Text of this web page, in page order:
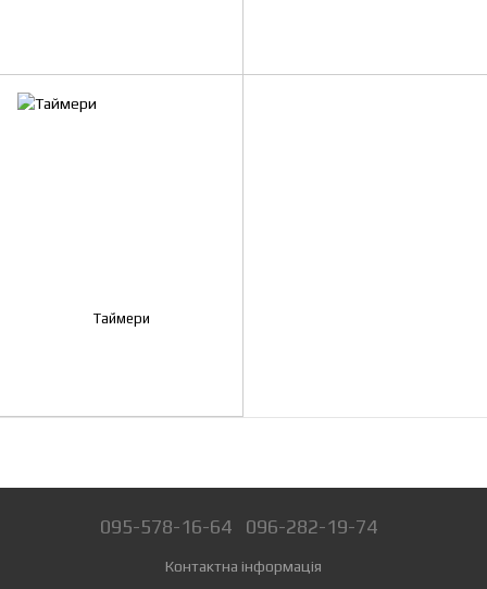
Таймери
095-578-16-64 096-282-19-74
Контактна інформація